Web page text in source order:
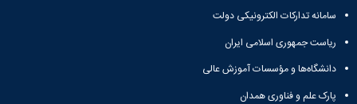
سامانه تدارکات الکترونیکی دولت
ریاست جمهوری اسلامی ایران
دانشگاه‌ها و مؤسسات آموزش عالی
پارک علم و فناوری همدان